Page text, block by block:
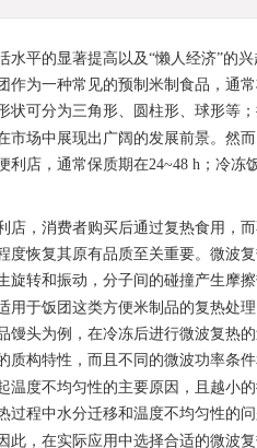
平的显著提高以及“懒人经济”的
作为一种常见的预制米制食品，通
状可分为三角形、圆柱形、球形等
市场中展现出广阔的发展前景。然
店，通常保质期在24~48 h；冷
店，消费者购买后通过复热食用，
度恢复其原有品质至关重要。微波
旋转和振动，分子间的碰撞产生摩
用于饭团这类方便米制品的复热处
馒头为例，在冷冻后进行微波复热
质构特性，而且不同的微波功率条
温度不均匀性的主要原因，且越小
过程中水分迁移和温度不均匀性的
，在实际应用中选择合适的微波复